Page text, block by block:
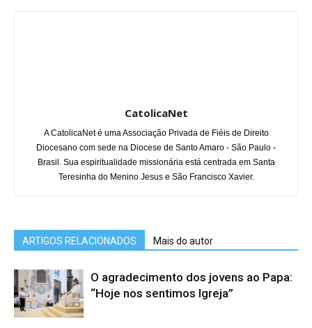
CatolicaNet
A CatolicaNet é uma Associação Privada de Fiéis de Direito
Diocesano com sede na Diocese de Santo Amaro - São Paulo -
Brasil. Sua espiritualidade missionária está centrada em Santa
Teresinha do Menino Jesus e São Francisco Xavier.
ARTIGOS RELACIONADOS Mais do autor
O agradecimento dos jovens ao Papa:
“Hoje nos sentimos Igreja”